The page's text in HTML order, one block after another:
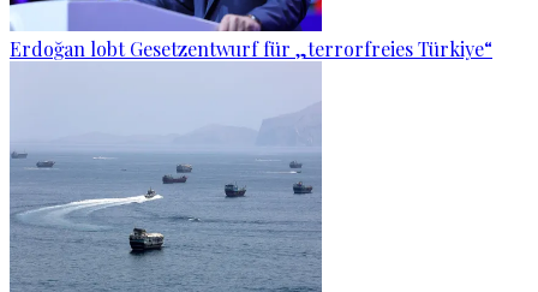
Erdoğan lobt Gesetzentwurf für „terrorfreies Türkiye“